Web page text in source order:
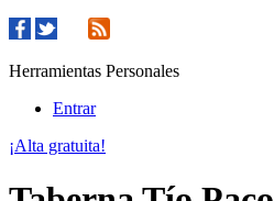
Herramientas Personales
Entrar
¡Alta gratuita!